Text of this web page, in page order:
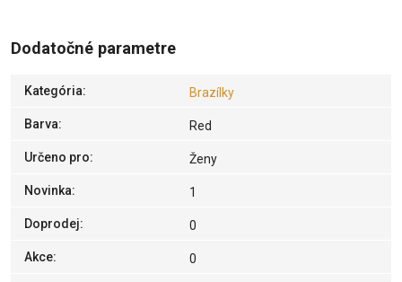
Dodatočné parametre
Kategória: Brazílky
Barva: Red
Určeno pro: Ženy
Novinka: 1
Doprodej: 0
Akce: 0